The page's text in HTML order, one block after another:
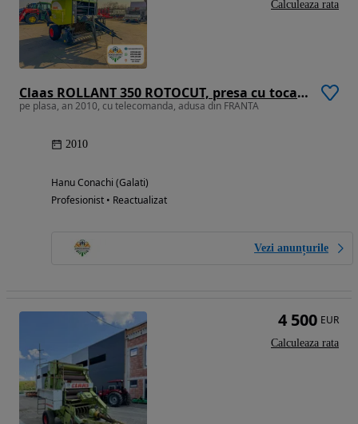
Claas ROLLANT 350 ROTOCUT, presa cu tocator pentru baloti rotunzi,
pe plasa, an 2010, cu telecomanda, adusa din FRANTA
2010
Hanu Conachi (Galati)
Profesionist • Reactualizat
Vezi anunțurile
Calculeaza rata
4 500 EUR
Calculeaza rata